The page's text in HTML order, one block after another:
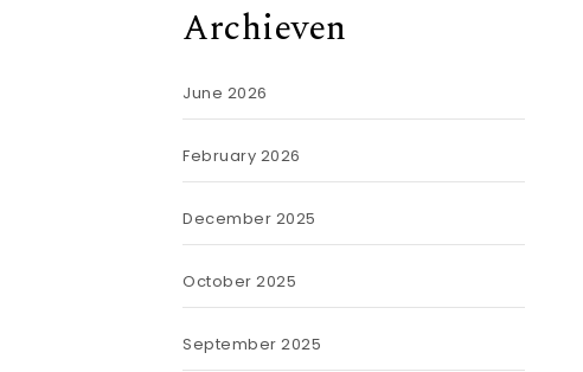
Archieven
June 2026
February 2026
December 2025
October 2025
September 2025